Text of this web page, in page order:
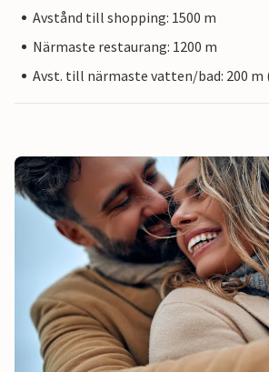
Avstånd till shopping: 1500 m
Närmaste restaurang: 1200 m
Avst. till närmaste vatten/bad: 200 m